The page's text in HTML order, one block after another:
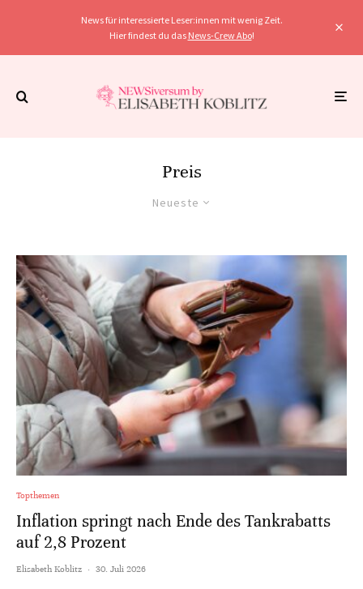
News für interessierte Leser:innen mit wenig Zeit.
Hier findest du das News-Crew Abo!
Preis
Neueste
Topthemen
Inflation springt nach Ende des Tankrabatts
auf 2,8 Prozent
Elisabeth Koblitz · 30. Juli 2026